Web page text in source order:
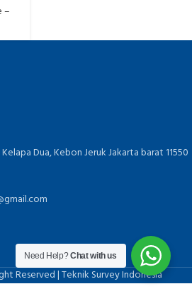
–
Dua, Kebon Jeruk Jakarta barat 11550
Reserved | Teknik Survey Indonesia
Need Help?Chat with us